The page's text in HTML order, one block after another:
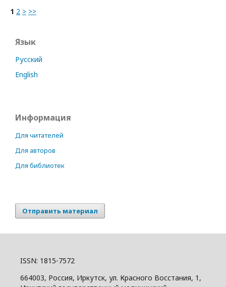
1 2 > >>
Язык
Русский
English
Информация
Для читателей
Для авторов
Для библиотек
Отправить материал
ISSN: 1815-7572
664003, Россия, Иркутск, ул. Красного Восстания, 1,